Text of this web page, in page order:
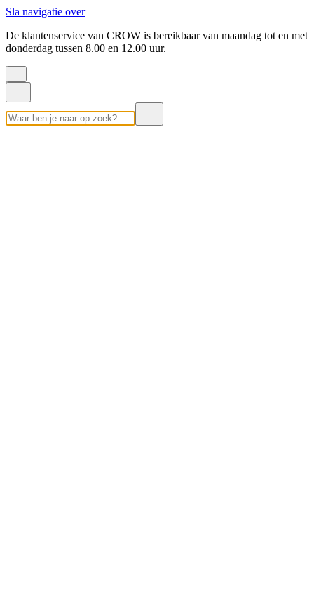
Sla navigatie over
De klantenservice van CROW is bereikbaar van maandag tot en met
donderdag tussen 8.00 en 12.00 uur.